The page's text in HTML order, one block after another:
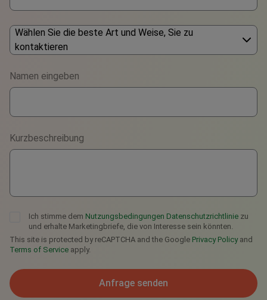
Wählen Sie die beste Art und Weise, Sie zu
kontaktieren
WhatsApp
Viber
Telegram
Namen eingeben
Kurzbeschreibung
Ich stimme dem Nutzungsbedingungen Datenschutzrichtlinie zu
und erhalte Marketingbriefe, die von Interesse sein könnten.
This site is protected by reCAPTCHA and the Google Privacy Policyand
Terms of Service apply.
Anfrage senden